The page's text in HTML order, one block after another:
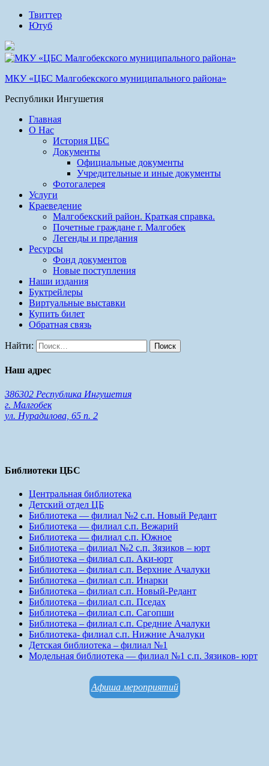
Твиттер
Ютуб
МКУ «ЦБС Малгобекского муниципального района»
Республики Ингушетия
Главная
О Нас
История ЦБС
Документы
Официальные документы
Учредительные и иные документы
Фотогалерея
Услуги
Краеведение
Малгобекский район. Краткая справка.
Почетные граждане г. Малгобек
Легенды и предания
Ресурсы
Фонд документов
Новые поступления
Наши издания
Буктрейлеры
Виртуальные выставки
Купить билет
Обратная связь
Найти:
Наш адрес
386302 Республика Ингушетия
г. Малгобек
ул. Нурадилова, 65 п. 2
Библиотеки ЦБС
Центральная библиотека
Детский отдел ЦБ
Библиотека — филиал №2 с.п. Новый Редант
Библиотека — филиал с.п. Вежарий
Библиотека — филиал с.п. Южное
Библиотека – филиал №2 с.п. Зязиков – юрт
Библиотека – филиал с.п. Аки-юрт
Библиотека – филиал с.п. Верхние Ачалуки
Библиотека – филиал с.п. Инарки
Библиотека – филиал с.п. Новый-Редант
Библиотека – филиал с.п. Пседах
Библиотека – филиал с.п. Сагопши
Библиотека – филиал с.п. Средние Ачалуки
Библиотека- филиал с.п. Нижние Ачалуки
Детская библиотека – филиал №1
Модельная библиотека — филиал №1 с.п. Зязиков- юрт
Афиша мероприятий